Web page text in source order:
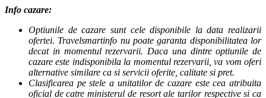
Info cazare:
Optiunile de cazare sunt cele disponibile la data realizarii
ofertei. Travelsmartinfo nu poate garanta disponibilitatea lor
decat in momentul rezervarii. Daca una dintre optiunile de
cazare este indisponibila la momentul rezervarii, va vom oferi
alternative similare ca si servicii oferite, calitate si pret.
Clasificarea pe stele a unitatilor de cazare este cea atribuita
oficial de catre ministerul de resort ale tarilor respective si ca